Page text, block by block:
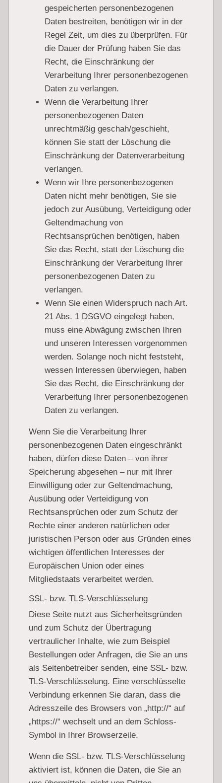
gespeicherten personenbezogenen
Daten bestreiten, benötigen wir in der
Regel Zeit, um dies zu überprüfen. Für
die Dauer der Prüfung haben Sie das
Recht, die Einschränkung der
Verarbeitung Ihrer personenbezogenen
Daten zu verlangen.
Wenn die Verarbeitung Ihrer
personenbezogenen Daten
unrechtmäßig geschah/geschieht,
können Sie statt der Löschung die
Einschränkung der Datenverarbeitung
verlangen.
Wenn wir Ihre personenbezogenen
Daten nicht mehr benötigen, Sie sie
jedoch zur Ausübung, Verteidigung oder
Geltendmachung von
Rechtsansprüchen benötigen, haben
Sie das Recht, statt der Löschung die
Einschränkung der Verarbeitung Ihrer
personenbezogenen Daten zu
verlangen.
Wenn Sie einen Widerspruch nach Art.
21 Abs. 1 DSGVO eingelegt haben,
muss eine Abwägung zwischen Ihren
und unseren Interessen vorgenommen
werden. Solange noch nicht feststeht,
wessen Interessen überwiegen, haben
Sie das Recht, die Einschränkung der
Verarbeitung Ihrer personenbezogenen
Daten zu verlangen.
Wenn Sie die Verarbeitung Ihrer
personenbezogenen Daten eingeschränkt
haben, dürfen diese Daten – von ihrer
Speicherung abgesehen – nur mit Ihrer
Einwilligung oder zur Geltendmachung,
Ausübung oder Verteidigung von
Rechtsansprüchen oder zum Schutz der
Rechte einer anderen natürlichen oder
juristischen Person oder aus Gründen eines
wichtigen öffentlichen Interesses der
Europäischen Union oder eines
Mitgliedstaats verarbeitet werden.
SSL- bzw. TLS-Verschlüsselung
Diese Seite nutzt aus Sicherheitsgründen
und zum Schutz der Übertragung
vertraulicher Inhalte, wie zum Beispiel
Bestellungen oder Anfragen, die Sie an uns
als Seitenbetreiber senden, eine SSL- bzw.
TLS-Verschlüsselung. Eine verschlüsselte
Verbindung erkennen Sie daran, dass die
Adresszeile des Browsers von „http://“ auf
„https://“ wechselt und an dem Schloss-
Symbol in Ihrer Browserzeile.
Wenn die SSL- bzw. TLS-Verschlüsselung
aktiviert ist, können die Daten, die Sie an